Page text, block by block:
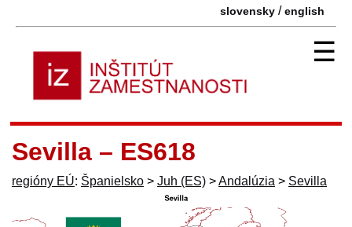
slovensky /english
☰
Sevilla – ES618
regióny EÚ: Španielsko > Juh (ES) >Andalúzia > Sevilla